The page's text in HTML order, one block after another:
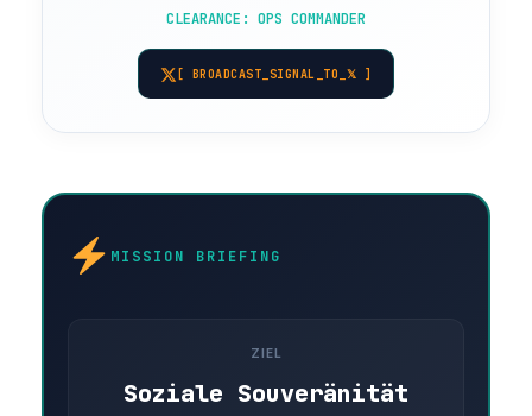
CLEARANCE: OPS COMMANDER
[ BROADCAST_SIGNAL_TO_𝕏 ]
MISSION BRIEFING
ZIEL
Soziale Souveränität